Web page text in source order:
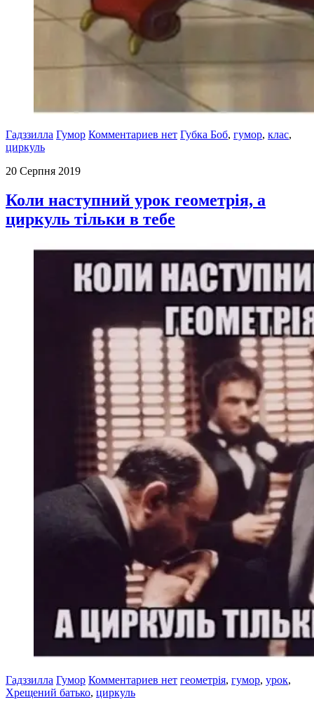
Гадззилла Гумор Комментариев нет Губка Боб, гумор, клас,
циркуль
20 Серпня 2019
Коли наступний урок геометрія, а
циркуль тільки в тебе
Гадззилла Гумор Комментариев нет геометрія, гумор, урок,
Хрещений батько, циркуль